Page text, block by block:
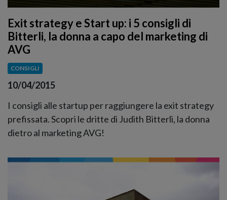
Exit strategy e Start up: i 5 consigli di
Bitterli, la donna a capo del marketing di
AVG
CONSIGLI
10/04/2015
I consigli alle startup per raggiungere la exit strategy
prefissata. Scopri le dritte di Judith Bitterli, la donna
dietro al marketing AVG!